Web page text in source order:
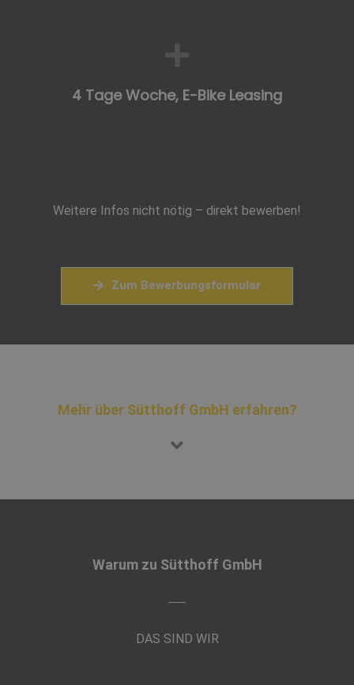
4 Tage Woche, E-Bike Leasing
Weitere Infos nicht nötig – direkt bewerben!
Zum Bewerbungsformular
Mehr über Sütthoff GmbH erfahren?
Warum zu Sütthoff GmbH
DAS SIND WIR